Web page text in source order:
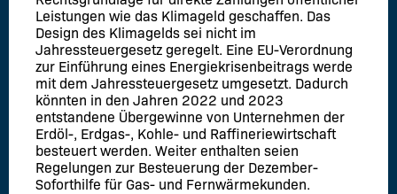
Leistungen wie das Klimageld geschaffen. Das
Design des Klimagelds sei nicht im
Jahressteuergesetz geregelt. Eine EU-Verordnung
zur Einführung eines Energiekrisenbeitrags werde
mit dem Jahressteuergesetz umgesetzt. Dadurch
könnten in den Jahren 2022 und 2023
entstandene Übergewinne von Unternehmen der
Erdöl-, Erdgas-, Kohle- und Raffineriewirtschaft
besteuert werden. Weiter enthalten seien
Regelungen zur Besteuerung der Dezember-
Soforthilfe für Gas- und Fernwärmekunden.